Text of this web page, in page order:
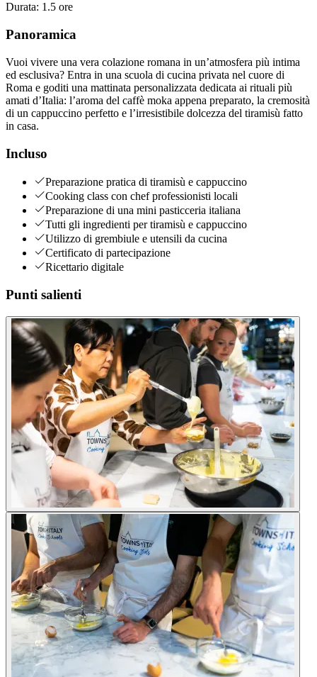
Durata: 1.5 ore
Panoramica
Vuoi vivere una vera colazione romana in un’atmosfera più intima
ed esclusiva? Entra in una scuola di cucina privata nel cuore di
Roma e goditi una mattinata personalizzata dedicata ai rituali più
amati d’Italia: l’aroma del caffè moka appena preparato, la cremosità
di un cappuccino perfetto e l’irresistibile dolcezza del tiramisù fatto
in casa.
Incluso
Preparazione pratica di tiramisù e cappuccino
Cooking class con chef professionisti locali
Preparazione di una mini pasticceria italiana
Tutti gli ingredienti per tiramisù e cappuccino
Utilizzo di grembiule e utensili da cucina
Certificato di partecipazione
Ricettario digitale
Punti salienti